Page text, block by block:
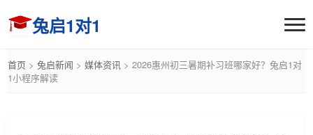
兔启1对1
首页 > 兔启新闻 > 媒体资讯 > 2026惠州初三暑期补习班哪家好？兔启1对
1小程序解读